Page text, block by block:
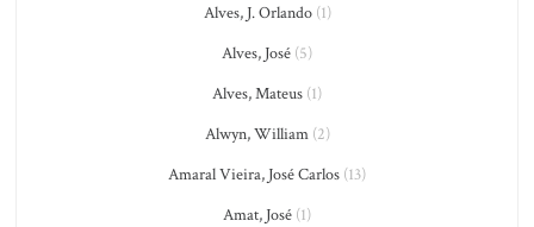
Alves, J. Orlando(1)
Alves, José (5)
Alves, Mateus (1)
Alwyn, William(2)
Amaral Vieira, José Carlos (13)
Amat, José (1)